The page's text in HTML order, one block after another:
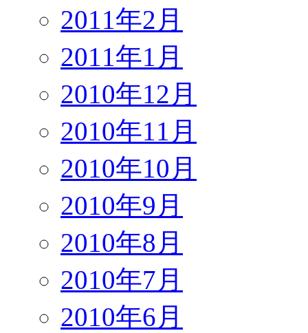
2011年2月
2011年1月
2010年12月
2010年11月
2010年10月
2010年9月
2010年8月
2010年7月
2010年6月